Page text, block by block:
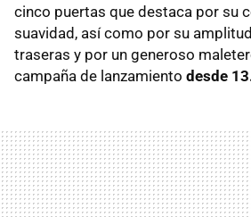
cinco puertas que destaca por su
suavidad, así como por su
traseras y por un generoso
campaña de lanzamiento desde